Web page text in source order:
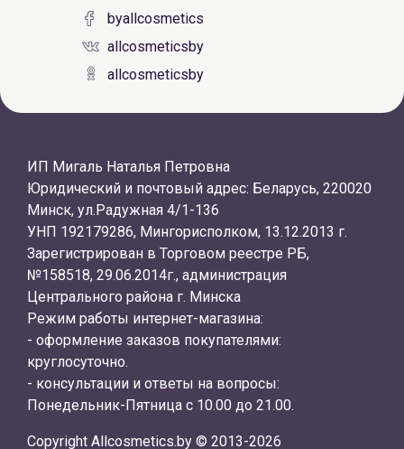
byallcosmetics
allcosmeticsby
allcosmeticsby
ИП Мигаль Наталья Петровна
Юридический и почтовый адрес: Беларусь, 220020
Минск, ул.Радужная 4/1-136
УНП 192179286, Мингорисполком, 13.12.2013 г.
Зарегистрирован в Торговом реестре РБ,
№158518, 29.06.2014г., администрация
Центрального района г. Минска
Режим работы интернет-магазина:
- оформление заказов покупателями:
круглосуточно.
- консультации и ответы на вопросы:
Понедельник-Пятница с 10.00 до 21.00.
Copyright Allcosmetics.by © 2013-2026